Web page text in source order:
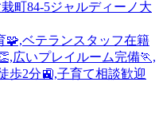
町84-5ジャルディーノ大
🧩,ベテランスタッフ在籍
広いプレイルーム完備🏃,
歩2分🚉,子育て相談歓迎